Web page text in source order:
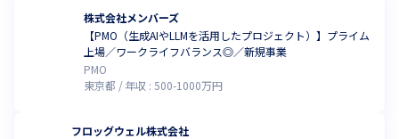
株式会社メンバーズ
【PMO（生成AIやLLMを活用したプロジェクト）】プライム
上場／ワークライフバランス◎／新規事業
PMO
東京都
年収 :500-1000万円
フロッグウェル株式会社